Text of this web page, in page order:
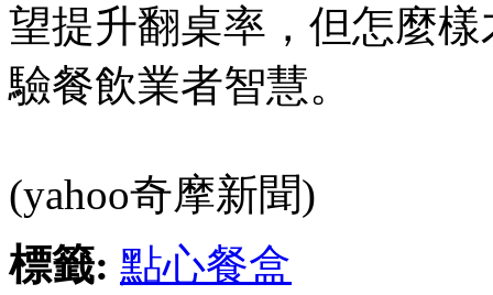
望提升翻桌率，但怎麼
驗餐飲業者智慧。
(yahoo奇摩新聞)
標籤: 點心餐盒